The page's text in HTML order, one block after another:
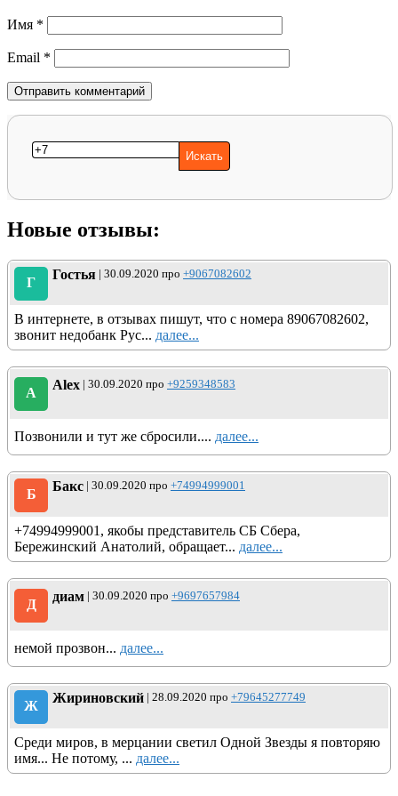
Имя *
Email *
Новые отзывы:
Г
Гостья | 30.09.2020 про +9067082602
В интернете, в отзывах пишут, что с номера 89067082602,
звонит недобанк Рус... далее...
A
Alex | 30.09.2020 про +9259348583
Позвонили и тут же сбросили.... далее...
Б
Бакс | 30.09.2020 про +74994999001
+74994999001, якобы представитель СБ Сбера,
Бережинский Анатолий, обращает... далее...
Д
диам | 30.09.2020 про +9697657984
немой прозвон... далее...
Ж
Жириновский | 28.09.2020 про +79645277749
Среди миров, в мерцании светил Одной Звезды я повторяю
имя... Не потому, ... далее...